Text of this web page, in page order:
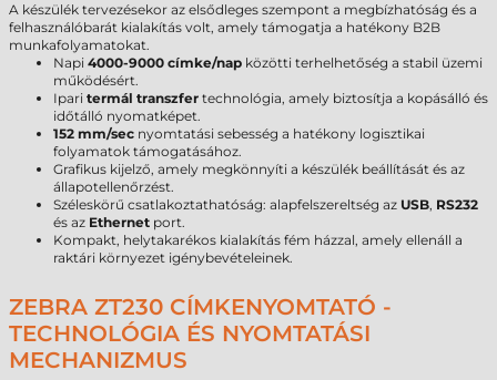
A készülék tervezésekor az elsődleges szempont a megbízhatóság és a
felhasználóbarát kialakítás volt, amely támogatja a hatékony B2B
munkafolyamatokat.
Napi 4000-9000 címke/nap közötti terhelhetőség a stabil üzemi
működésért.
Ipari termál transzfer technológia, amely biztosítja a kopásálló és
időtálló nyomatképet.
152 mm/sec nyomtatási sebesség a hatékony logisztikai
folyamatok támogatásához.
Grafikus kijelző, amely megkönnyíti a készülék beállítását és az
állapotellenőrzést.
Széleskörű csatlakoztathatóság: alapfelszereltség az USB, RS232
és az Ethernet port.
Kompakt, helytakarékos kialakítás fém házzal, amely ellenáll a
raktári környezet igénybevételeinek.
ZEBRA ZT230 CÍMKENYOMTATÓ -
TECHNOLÓGIA ÉS NYOMTATÁSI
MECHANIZMUS